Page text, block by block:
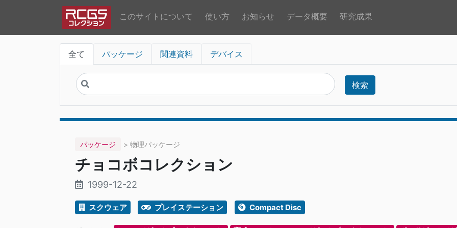
このサイトについて 使い方 お知らせ データ概要 研究成果
全て パッケージ 関連資料 デバイス
検索
パッケージ > 物理パッケージ
チョコボコレクション
1999-12-22
スクウェア プレイステーション Compact Disc